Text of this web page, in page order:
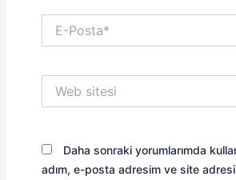
Posta*
sitesi
Daha sonraki yorumlarımda
adım, e-posta adresim ve site